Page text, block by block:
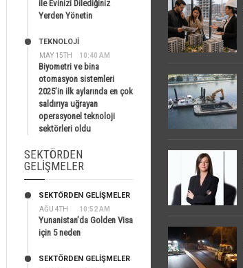
ile Evinizi Dilediğiniz
Yerden Yönetin
MAY 15TH 10:40 AM
TEKNOLOJİ
Biyometri ve bina
otomasyon sistemleri
2025’in ilk aylarında en çok
saldırıya uğrayan
operasyonel teknoloji
sektörleri oldu
SEKTÖRDEN
GELIŞMELER
AĞU 4TH 10:52 AM
SEKTÖRDEN GELIŞMELER
Yunanistan’da Golden Visa
için 5 neden
SEKTÖRDEN GELIŞMELER